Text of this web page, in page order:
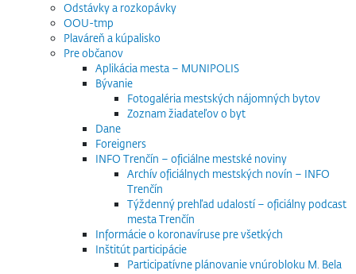
Odstávky a rozkopávky
OOU-tmp
Plaváreň a kúpalisko
Pre občanov
Aplikácia mesta – MUNIPOLIS
Bývanie
Fotogaléria mestských nájomných bytov
Zoznam žiadateľov o byt
Dane
Foreigners
INFO Trenčín – oficiálne mestské noviny
Archív oficiálnych mestských novín – INFO
Trenčín
Týždenný prehľad udalostí – oficiálny podcast
mesta Trenčín
Informácie o koronavíruse pre všetkých
Inštitút participácie
Participatívne plánovanie vnúrobloku M. Bela